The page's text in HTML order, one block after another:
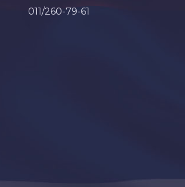
011/260-79-61